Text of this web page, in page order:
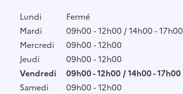
Lundi
Fermé
Mardi
09h00 - 12h00 / 14h00 - 17h00
Mercredi
09h00 - 12h00
Jeudi
09h00 - 12h00
Vendredi
09h00 - 12h00 / 14h00 - 17h00
Samedi
09h00 - 12h00